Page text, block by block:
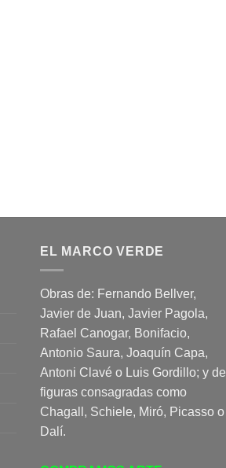
EL MARCO VERDE
Obras de: Fernando Bellver,
Javier de Juan, Javier Pagola,
Rafael Canogar, Bonifacio,
Antonio Saura, Joaquín Capa,
Antoni Clavé o Luis Gordillo; y de
figuras consagradas como
Chagall, Schiele, Miró, Picasso o
Dalí.